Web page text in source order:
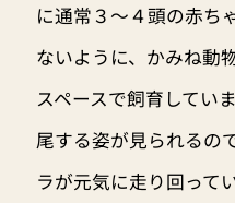
に通常３～４頭の赤ち
ないように、かみね動
スペースで飼育してい
尾する姿が見られるの
ラが元気に走り回って